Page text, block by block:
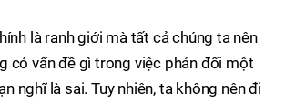
là ranh giới mà tất cả chúng ta nên
có vấn đề gì trong việc phản đối một
nghĩ là sai. Tuy nhiên, ta không nên đi